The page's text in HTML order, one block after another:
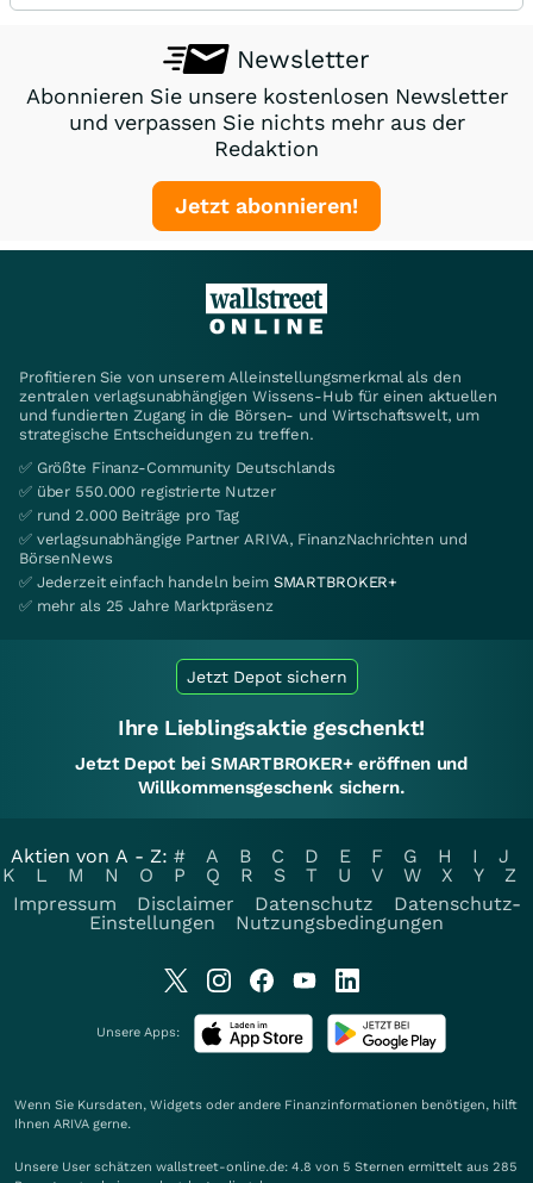
Newsletter
Abonnieren Sie unsere kostenlosen Newsletter
und verpassen Sie nichts mehr aus der
Redaktion
Jetzt abonnieren!
Profitieren Sie von unserem Alleinstellungsmerkmal als den
zentralen verlagsunabhängigen Wissens-Hub für einen aktuellen
und fundierten Zugang in die Börsen- und Wirtschaftswelt, um
strategische Entscheidungen zu treffen.
✅ Größte Finanz-Community Deutschlands
✅ über 550.000 registrierte Nutzer
✅ rund 2.000 Beiträge pro Tag
✅ verlagsunabhängige Partner ARIVA, FinanzNachrichten und
BörsenNews
✅ Jederzeit einfach handeln beim SMARTBROKER+
✅ mehr als 25 Jahre Marktpräsenz
Jetzt Depot sichern
Ihre Lieblingsaktie geschenkt!
Jetzt Depot bei SMARTBROKER+ eröffnen und
Willkommensgeschenk sichern.
Aktien von A - Z: # A B C D E F G H I
J
K
L M N O P Q R S T U V W X Y
Z
Impressum
Disclaimer Datenschutz
Datenschutz-
Einstellungen
Nutzungsbedingungen
Unsere Apps:
Wenn Sie Kursdaten, Widgets oder andere Finanzinformationen benötigen, hilft
Ihnen ARIVA gerne.
Unsere User schätzen wallstreet-online.de: 4.8 von 5 Sternen ermittelt aus 285